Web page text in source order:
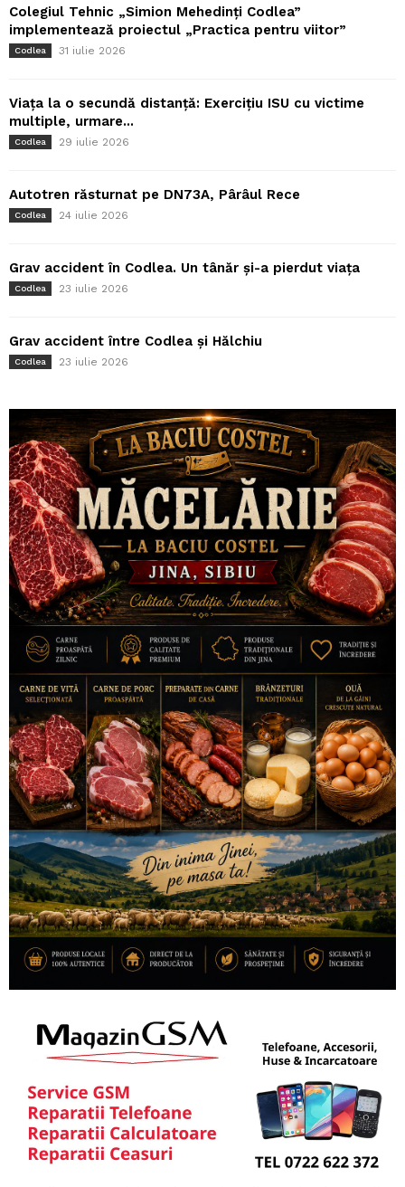
Colegiul Tehnic „Simion Mehedinți Codlea”
implementează proiectul „Practica pentru viitor”
Codlea 31 iulie 2026
Viața la o secundă distanță: Exercițiu ISU cu victime
multiple, urmare...
Codlea 29 iulie 2026
Autotren răsturnat pe DN73A, Pârâul Rece
Codlea 24 iulie 2026
Grav accident în Codlea. Un tânăr și-a pierdut viața
Codlea 23 iulie 2026
Grav accident între Codlea și Hălchiu
Codlea 23 iulie 2026